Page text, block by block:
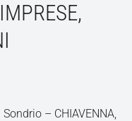
– CHIAVENNA,